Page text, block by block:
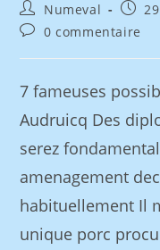
Numeval
0 commentaire
7 fameuses
Audruicq Des
serez
amenagement
habituellement Il
unique porc